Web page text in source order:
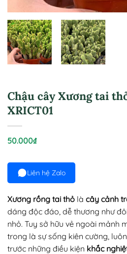
Chậu cây Xương tai
XRICT01
50.000₫
Liên hệ Zalo
Xương rồng tai thỏ là cây cảnh
dáng độc đáo, dễ thương như
nhỏ. Tuy sở hữu vẻ ngoài mảnh
trong là sự sống kiên cường,
trước những điều kiện khắc